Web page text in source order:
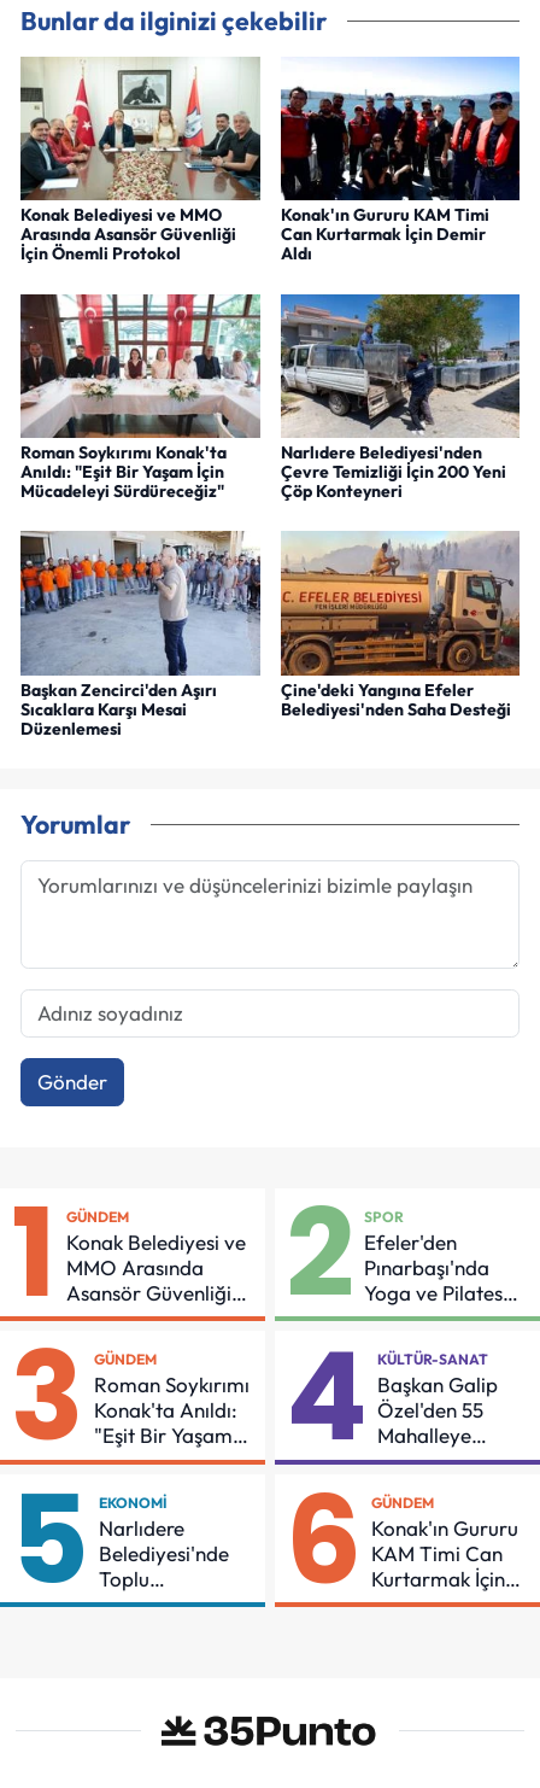
Bunlar da ilginizi çekebilir
Konak Belediyesi ve MMO
Arasında Asansör Güvenliği
İçin Önemli Protokol
Konak'ın Gururu KAM Timi
Can Kurtarmak İçin Demir
Aldı
Roman Soykırımı Konak'ta
Anıldı: "Eşit Bir Yaşam İçin
Mücadeleyi Sürdüreceğiz"
Narlıdere Belediyesi'nden
Çevre Temizliği İçin 200 Yeni
Çöp Konteyneri
Başkan Zencirci'den Aşırı
Sıcaklara Karşı Mesai
Düzenlemesi
Çine'deki Yangına Efeler
Belediyesi'nden Saha Desteği
Yorumlar
Gönder
1 GÜNDEM
Konak Belediyesi ve
MMO Arasında
Asansör Güvenliği
İçin Önemli Protokol
2 SPOR
Efeler'den
Pınarbaşı'nda
Yoga ve Pilates
Buluşması
3 GÜNDEM
Roman Soykırımı
Konak'ta Anıldı:
"Eşit Bir Yaşam
İçin Mücadeleyi
4 KÜLTÜR-SANAT
Başkan Galip
Özel'den 55
Mahalleye
Çocuk Şenliği
5 EKONOMI
Narlıdere
Belediyesi'nde
Toplu
Sözleşmeye
6 GÜNDEM
Konak'ın Gururu
KAM Timi Can
Kurtarmak İçin
Demir Aldı